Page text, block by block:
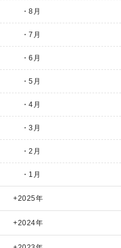
・8月
・7月
・6月
・5月
・4月
・3月
・2月
・1月
2025年
2024年